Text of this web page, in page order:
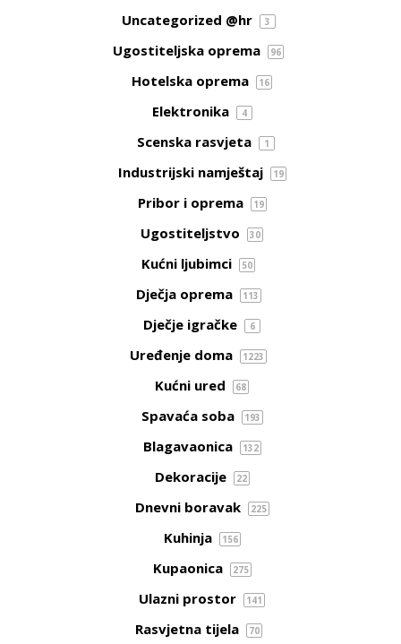
Uncategorized @hr 3
Ugostiteljska oprema 96
Hotelska oprema 16
Elektronika 4
Scenska rasvjeta 1
Industrijski namještaj 19
Pribor i oprema 19
Ugostiteljstvo 30
Kućni ljubimci 50
Dječja oprema 113
Dječje igračke 6
Uređenje doma 1223
Kućni ured 68
Spavaća soba 193
Blagavaonica 132
Dekoracije 22
Dnevni boravak 225
Kuhinja 156
Kupaonica 275
Ulazni prostor 141
Rasvjetna tijela 70